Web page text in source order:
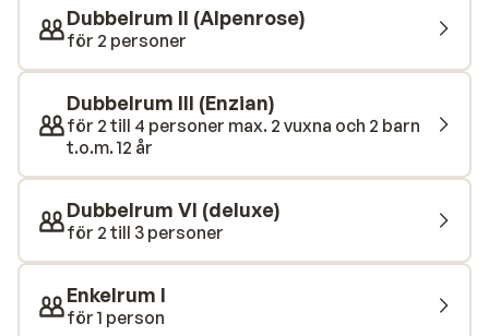
Mitteregger har en lång historia och autentisk
atmosfär som speciellt känns av i de mysiga
sovrummen. Vistelsen inkluderar halvpension vilket
innebär att frukost och middag ingår i priset. Vi
rekommenderar Hotel Gasthof Mitteregger särskilt
för familjer och par som vill bo centralt på sin
skidsemester.
Dubbelrum II (Alpenrose)
för 2 personer
Dubbelrum III (Enzian)
för 2 till 4 personer max. 2 vuxna och 2 barn
t.o.m. 12 år
Dubbelrum VI (deluxe)
för 2 till 3 personer
Enkelrum I
för 1 person